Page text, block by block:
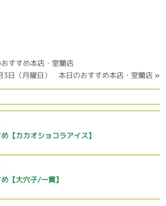
すすめ本店・室蘭店
3日（月曜日） 本日のおすすめ本店・室蘭店 »
【カカオショコラアイス】
【大穴子/一貫】